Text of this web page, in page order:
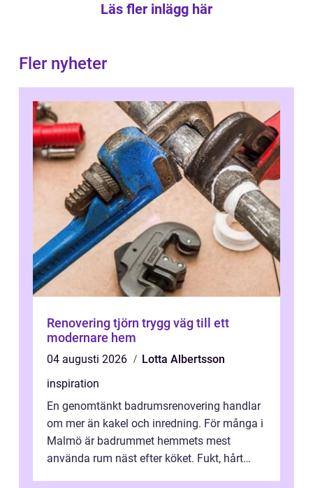
Läs fler inlägg här
Fler nyheter
Renovering tjörn trygg väg till ett
modernare hem
04 augusti 2026
Lotta Albertsson
inspiration
En genomtänkt badrumsrenovering handlar
om mer än kakel och inredning. För många i
Malmö är badrummet hemmets mest
använda rum näst efter köket. Fukt, hårt